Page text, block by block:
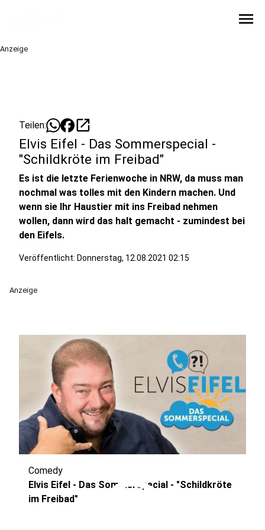
menu
Anzeige
Teilen: open_in_new
Elvis Eifel - Das Sommerspecial -
"Schildkröte im Freibad"
Es ist die letzte Ferienwoche in NRW, da muss man
nochmal was tolles mit den Kindern machen. Und
wenn sie Ihr Haustier mit ins Freibad nehmen
wollen, dann wird das halt gemacht - zumindest bei
den Eifels.
Veröffentlicht: Donnerstag, 12.08.2021 02:15
Anzeige
play_circle
Comedy
Elvis Eifel - Das Sommerspecial - "Schildkröte
im Freibad"